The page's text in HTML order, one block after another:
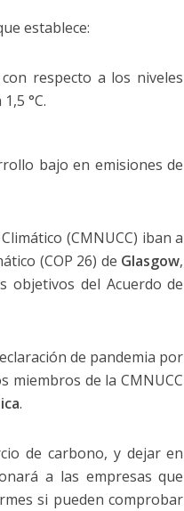
establece:
respecto a los niveles
°C.
bajo en emisiones de
(CMNUCC) iban a
(COP 26) de Glasgow,
objetivos del Acuerdo de
de pandemia por
miembros de la CMNUCC
.
de carbono, y dejar en
a las empresas que
si pueden comprobar